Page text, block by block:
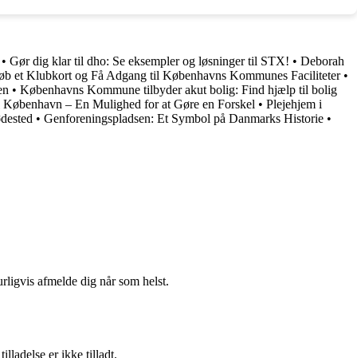
• Gør dig klar til dho: Se eksempler og løsninger til STX! • Deborah
et Klubkort og Få Adgang til Københavns Kommunes Faciliteter•
• Københavns Kommune tilbyder akut bolig: Find hjælp til bolig
– En Mulighed for at Gøre en Forskel • Plejehjem i
• Genforeningspladsen: Et Symbol på Danmarks Historie •
afmelde dig når som helst.
er ikke tilladt.